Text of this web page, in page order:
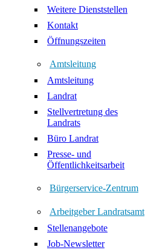
Weitere Dienststellen
Kontakt
Öffnungszeiten
Amtsleitung
Amtsleitung
Landrat
Stellvertretung des
Landrats
Büro Landrat
Presse- und
Öffentlichkeitsarbeit
Bürgerservice-Zentrum
Arbeitgeber Landratsamt
Stellenangebote
Job-Newsletter